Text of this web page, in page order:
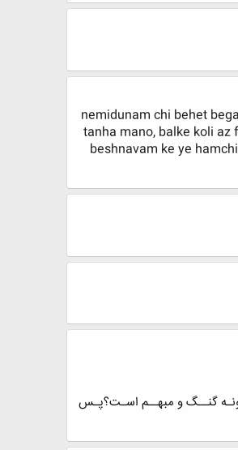
nemidunam chi behet
tanha mano, balke koli
beshnavam ke ye
گنــگ و مبهــم اسـت؟پـس